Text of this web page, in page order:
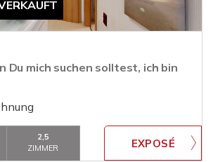
Du mich suchen solltest, ich bin
2,5
ZIMMER